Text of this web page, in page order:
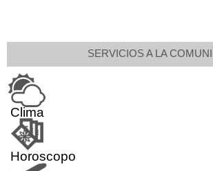
SERVICIOS A LA
Clima
Horoscopo